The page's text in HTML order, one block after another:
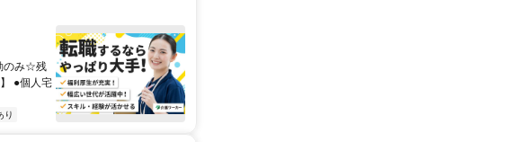
のみ☆残
●個人宅
り